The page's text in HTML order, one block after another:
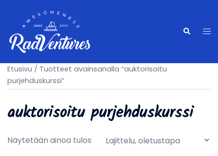
content
Search
Etusivu / Tuotteet avainsanalla “auktorisoitu
purjehduskurssi”
auktorisoitu purjehduskurssi
Näytetään ainoa tulos